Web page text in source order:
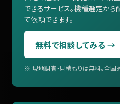
できるサービス。機種選定から
て依頼できます。
無料で相談してみる →
※ 現地調査・見積もりは無料。全国